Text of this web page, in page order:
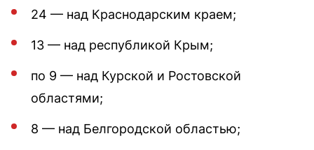
24 — над Краснодарским краем;
13 — над республикой Крым;
по 9 — над Курской и Ростовской
областями;
8 — над Белгородской областью;